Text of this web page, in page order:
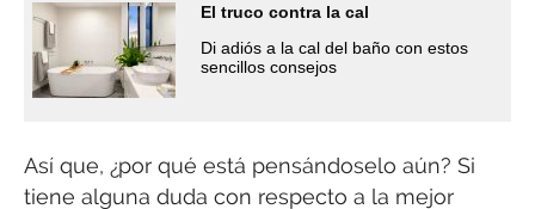
El truco contra la cal
Di adiós a la cal del baño con estos
sencillos consejos
Así que, ¿por qué está pensándoselo aún? Si
tiene alguna duda con respecto a la mejor